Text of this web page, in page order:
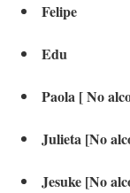
Felipe
Edu
Paola [ No
Julieta [No
Jesuke [No